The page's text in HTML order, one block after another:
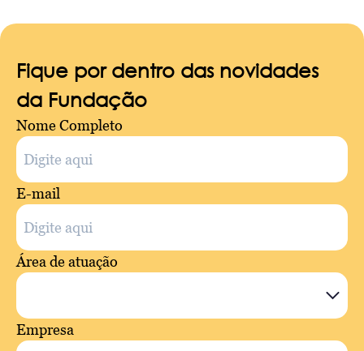
Fique por dentro das novidades
da Fundação
Nome Completo
E-mail
Área de atuação
Empresa